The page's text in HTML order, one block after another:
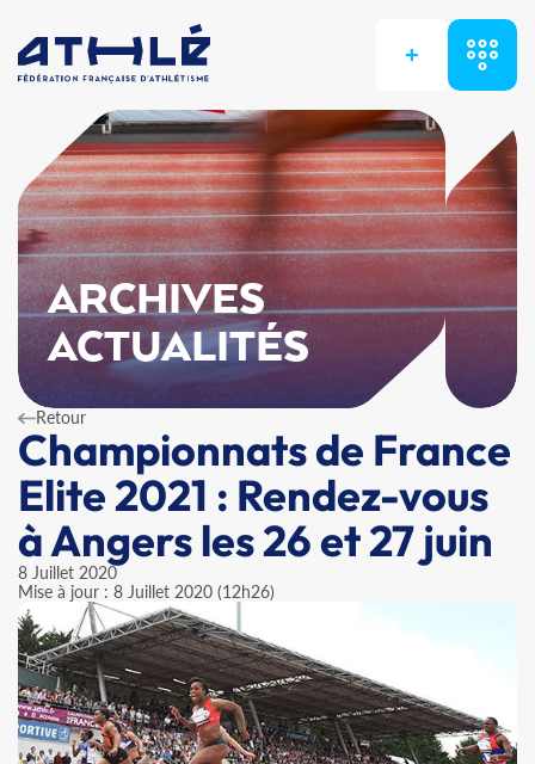
+
ARCHIVES
ACTUALITÉS
Retour
Championnats de France
Elite 2021 : Rendez-vous
à Angers les 26 et 27 juin
8 Juillet 2020
Mise à jour : 8 Juillet 2020 (12h26)